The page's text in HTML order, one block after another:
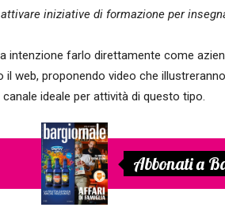
iniziative di formazione per
intenzione farlo direttamente come
web, proponendo video che
canale ideale per attività di questo tipo.
Abbonati a